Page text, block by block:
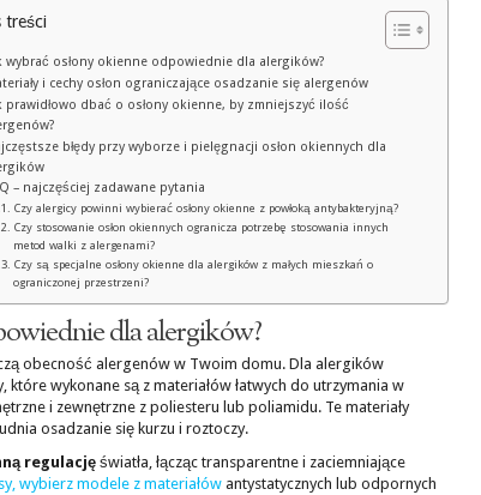
treści
wybrać osłony okienne odpowiednie dla alergików?
i cechy osłon ograniczające osadzanie się alergenów
prawidłowo dbać o osłony okienne, by zmniejszyć ilość
błędy przy wyborze i pielęgnacji osłon okiennych dla
– najczęściej zadawane pytania
Czy alergicy powinni wybierać osłony okienne z powłoką antybakteryjną?
Czy stosowanie osłon okiennych ogranicza potrzebę stosowania innych
metod walki z alergenami?
Czy są specjalne osłony okienne dla alergików z małych mieszkań o
ograniczonej przestrzeni?
dla alergików?
obecność alergenów w Twoim domu. Dla alergików
wykonane są z materiałów łatwych do utrzymania w
i zewnętrzne z poliesteru lub poliamidu. Te materiały
osadzanie się kurzu i roztoczy.
regulacjęświatła, łącząc transparentne i zaciemniające
wybierz modele z materiałówantystatycznych lub odpornych